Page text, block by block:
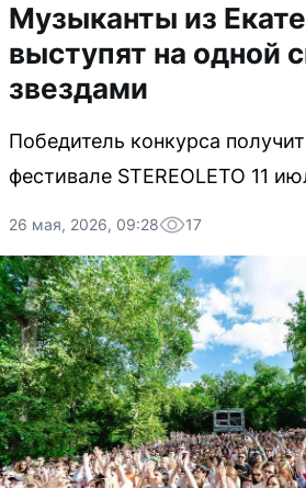
Музыканты из
выступят на одной
звездами
Победитель конкурса
фестивале STEREOLETO 11
26 мая, 2026, 09:28 17